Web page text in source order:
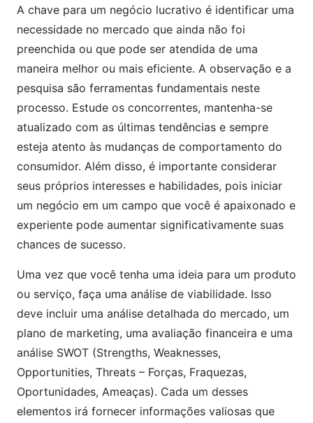
A chave para um negócio lucrativo é identificar uma
necessidade no mercado que ainda não foi
preenchida ou que pode ser atendida de uma
maneira melhor ou mais eficiente. A observação e a
pesquisa são ferramentas fundamentais neste
processo. Estude os concorrentes, mantenha-se
atualizado com as últimas tendências e sempre
esteja atento às mudanças de comportamento do
consumidor. Além disso, é importante considerar
seus próprios interesses e habilidades, pois iniciar
um negócio em um campo que você é apaixonado e
experiente pode aumentar significativamente suas
chances de sucesso.
Uma vez que você tenha uma ideia para um produto
ou serviço, faça uma análise de viabilidade. Isso
deve incluir uma análise detalhada do mercado, um
plano de marketing, uma avaliação financeira e uma
análise SWOT (Strengths, Weaknesses,
Opportunities, Threats – Forças, Fraquezas,
Oportunidades, Ameaças). Cada um desses
elementos irá fornecer informações valiosas que